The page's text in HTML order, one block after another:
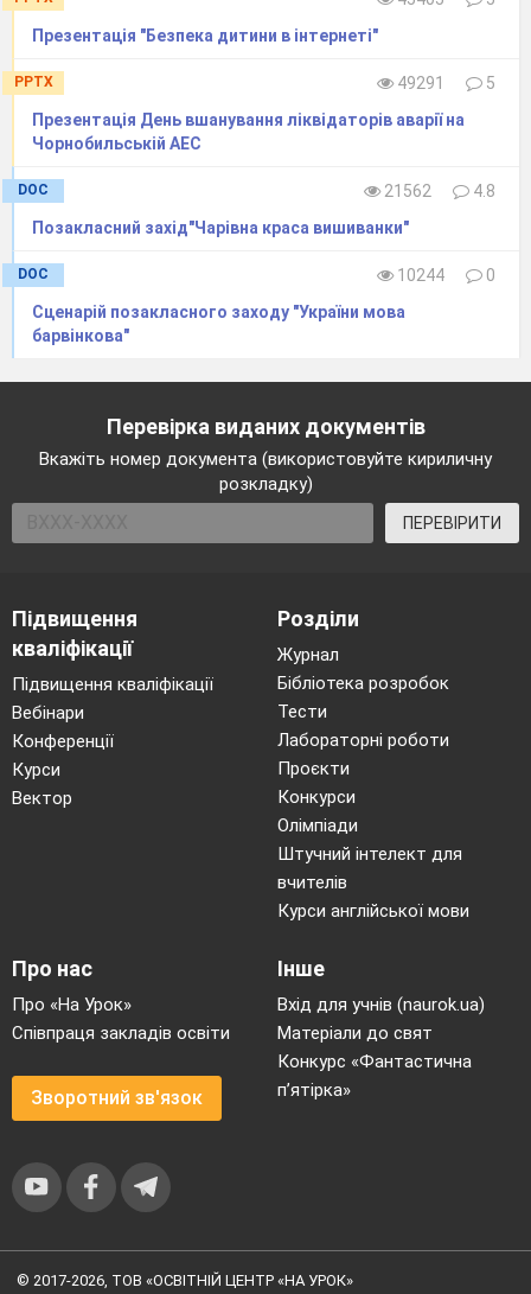
Презентація "Безпека дитини в інтернеті"
PPTX 49291
5
Презентація День вшанування ліквідаторів аварії на
Чорнобильській АЕС
DOC 21562
4.8
Позакласний захід"Чарівна краса вишиванки"
DOC 10244
0
Сценарій позакласного заходу "України мова
барвінкова"
Перевірка виданих документів
Вкажіть номер документа (використовуйте кириличну
розкладку)
ПЕРЕВІРИТИ
Підвищення
кваліфікації
Підвищення кваліфікації
Вебінари
Конференції
Курси
Вектор
Розділи
Журнал
Бібліотека розробок
Тести
Лабораторні роботи
Проєкти
Конкурси
Олімпіади
Штучний інтелект для
вчителів
Курси англійської мови
Про нас
Про «На Урок»
Співпраця закладів освіти
Зворотний зв'язок
Інше
Вхід для учнів (naurok.ua)
Матеріали до свят
Конкурс «Фантастична
п’ятірка»
© 2017-2026, ТОВ «ОСВІТНІЙ ЦЕНТР «НА УРОК»